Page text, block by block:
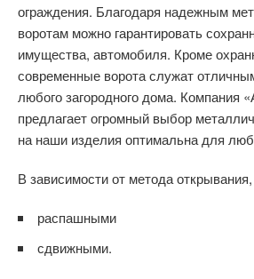
ограждения. Благодаря надежным
воротам можно гарантировать
имущества, автомобиля. Кроме
современные ворота служат
любого загородного дома. Компания
предлагает огромный выбор
на наши изделия оптимальна для
В зависимости от метода
распашными
сдвижными.